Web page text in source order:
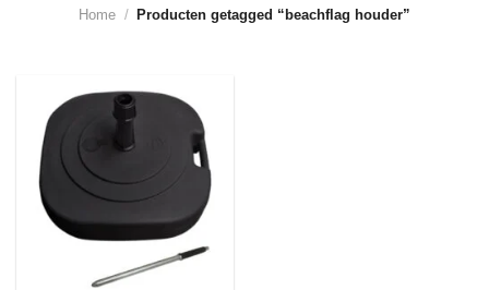
Home / Producten getagged “beachflag houder”